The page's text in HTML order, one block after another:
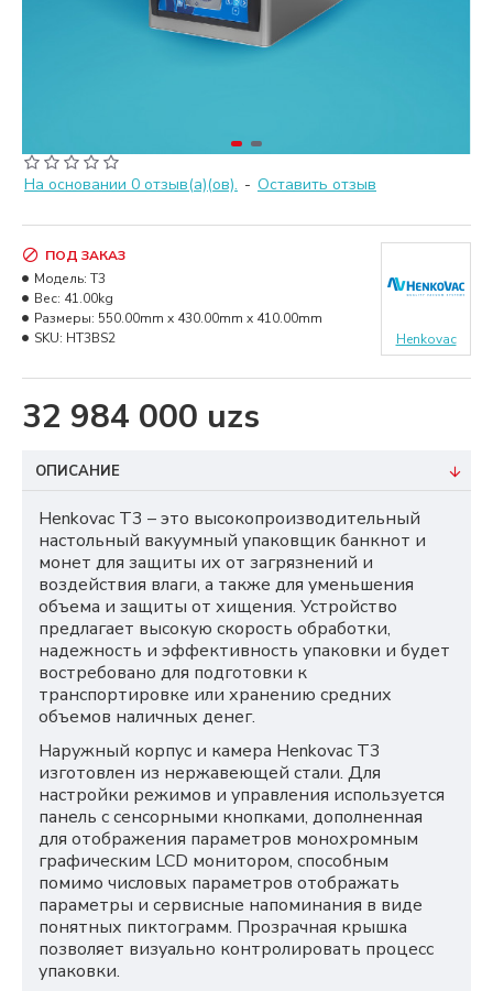
На основании 0 отзыв(а)(ов). - Оставить отзыв
32 984 000 uzs
ПОД ЗАКАЗ
Модель: T3
Вес: 41.00kg
Размеры: 550.00mm x 430.00mm x 410.00mm
SKU: HT3BS2 Henkovac
ОПИСАНИЕ
Henkovac T3 – это высокопроизводительный
настольный вакуумный упаковщик банкнот и
монет для защиты их от загрязнений и
воздействия влаги, а также для уменьшения
объема и защиты от хищения. Устройство
предлагает высокую скорость обработки,
надежность и эффективность упаковки и будет
востребовано для подготовки к
транспортировке или хранению средних
объемов наличных денег.
Наружный корпус и камера Henkovac T3
изготовлен из нержавеющей стали. Для
настройки режимов и управления используется
панель с сенсорными кнопками, дополненная
для отображения параметров монохромным
графическим LCD монитором, способным
помимо числовых параметров отображать
параметры и сервисные напоминания в виде
понятных пиктограмм. Прозрачная крышка
позволяет визуально контролировать процесс
упаковки.